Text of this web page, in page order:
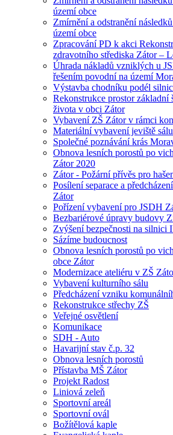
území obce
Zmírnění a odstranění
území obce
Zpracování PD k akci
zdravotního střediska Zátor –
Úhrada nákladů vzniklých u
řešením povodní na území
Výstavba chodníku podél
Rekonstrukce prostor základní
života v obci Zátor
Vybavení ZŠ Zátor v rámci
Materiální vybavení jeviště
Společné poznávání krás
Obnova lesních porostů po
Zátor 2020
Zátor - Požární přívěs pro
Posílení separace a
Zátor
Pořízení vybavení pro JSDH
Bezbariérové úpravy budovy
Zvýšení bezpečnosti na silnici
Sázíme budoucnost
Obnova lesních porostů po
obce Zátor
Modernizace ateliéru v ZŠ
Vybavení kulturního sálu
Předcházení vzniku
Rekonstrukce střechy ZŠ
Veřejné osvětlení
Komunikace
SDH - Auto
Havarijní stav č.p. 32
Obnova lesních porostů
Přístavba MŠ Zátor
Projekt Radost
Liniová zeleň
Sportovní areál
Sportovní ovál
Božítělová kaple